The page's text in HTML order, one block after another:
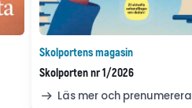
Skolportens magasin
Skolporten nr 1/2026
Läs mer och prenumerera